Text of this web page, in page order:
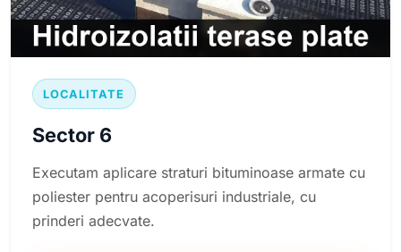
LOCALITATE
Sector 6
Executam aplicare straturi bituminoase armate cu
poliester pentru acoperisuri industriale, cu
prinderi adecvate.